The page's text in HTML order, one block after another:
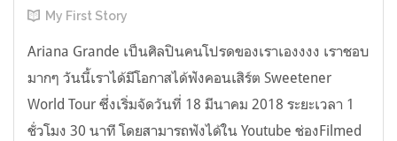
My First Story
Ariana Grande เป็นศิลปินคนโปรดของเราเองงงง เราชอบ
มากๆ วันนี้เราได้มีโอกาสได้ฟังคอนเสิร์ต Sweetener
World Tour ซึ่งเริ่มจัดวันที่ 18 มีนาคม 2018 ระยะเวลา 1
ชั่วโมง 30 นาที โดยสามารถฟังได้ใน Youtube ช่องFilmed